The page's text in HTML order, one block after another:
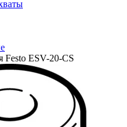
Festo ESV-20-CS